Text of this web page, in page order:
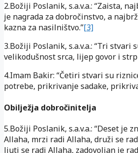
2.Božiji Poslanik, s.a.v.a.: “Zaista,
je nagrada za dobročinstvo, a
kazna za nasilništvo.”[3]
3.Božiji Poslanik, s.a.v.a.: “Tri stvari
velikodušnost srca, lijep govor i
4.Imam Bakir: “Četiri stvari su
potrebe, prikrivanje sadake,
Obilježja dobročinitelja
5.Božiji Poslanik, s.a.v.a.: “Deset je
Allaha, mrzi radi Allaha, druži se
ljuti se radi Allaha, zadovoljan je